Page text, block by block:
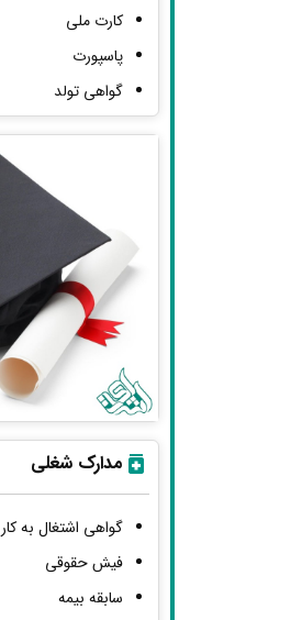
کارت ملی
پاسپورت
گواهی تولد
مدارک شغلی
گواهی اشتغال به کار
فیش حقوقی
سابقه بیمه